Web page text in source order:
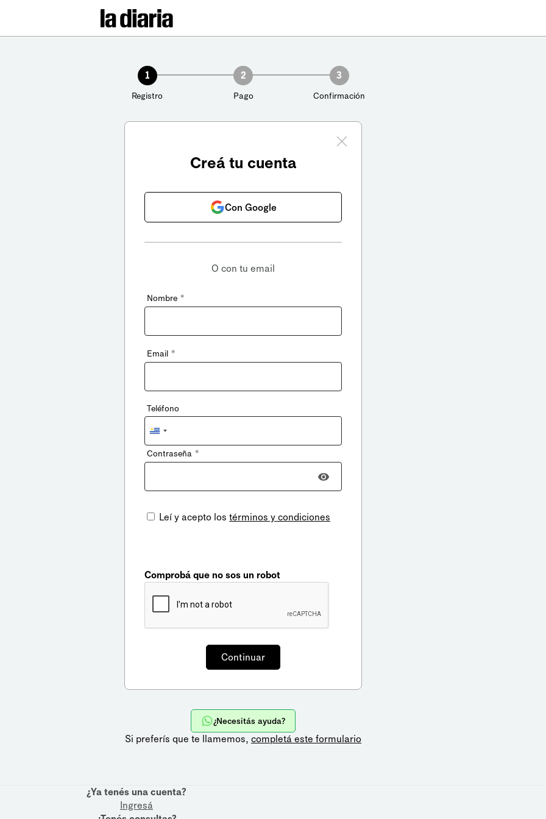
1
Registro
2
Pago
3
Confirmación
Creá tu cuenta
Con Google
O con tu email
Nombre *
Email *
Teléfono
Uruguay
+598
Contraseña *
Leí y acepto los términos y condiciones
Comprobá que no sos un robot
¿Necesitás ayuda?
Si preferís que te llamemos, completá este formulario
¿Ya tenés una cuenta?
Ingresá